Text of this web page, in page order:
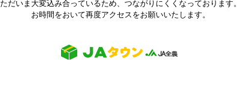
ただいま大変込み合っているため、つながりにくくなっております。
お時間をおいて再度アクセスをお願いいたします。